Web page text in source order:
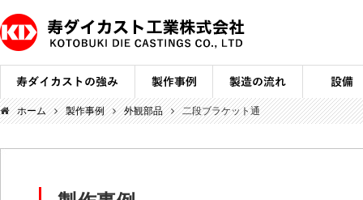
ホーム 製作事例 外観部品 二段ブラケット通